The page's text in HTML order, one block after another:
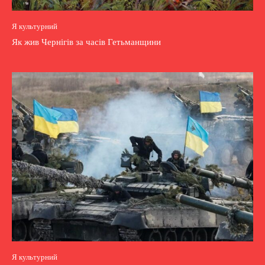
Я культурний
Як жив Чернігів за часів Гетьманщини
Я культурний